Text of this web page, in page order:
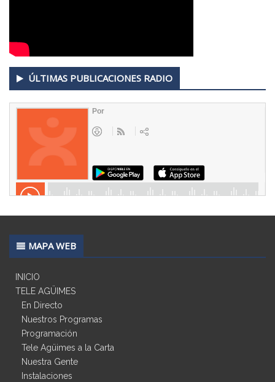
ÚLTIMAS PUBLICACIONES RADIO
MAPA WEB
INICIO
TELE AGÜIMES
En Directo
Nuestros Programas
Programación
Tele Agüimes a la Carta
Nuestra Gente
Instalaciones